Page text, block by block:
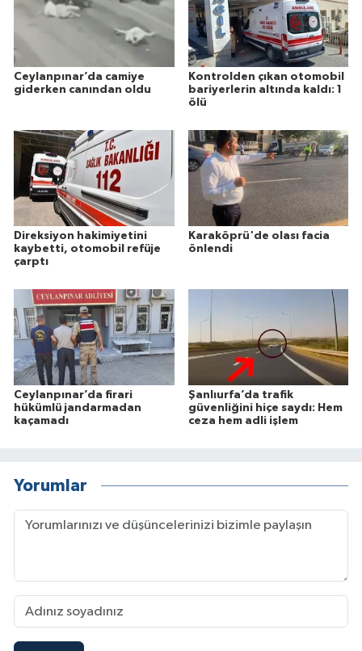
Ceylanpınar’da camiye
giderken canından oldu
Kontrolden çıkan otomobil
bariyerlerin altında kaldı: 1
ölü
Direksiyon hakimiyetini
kaybetti, otomobil refüje
çarptı
Karaköprü'de olası facia
önlendi
Ceylanpınar’da firari
hükümlü jandarmadan
kaçamadı
Şanlıurfa’da trafik
güvenliğini hiçe saydı: Hem
ceza hem adli işlem
Yorumlar